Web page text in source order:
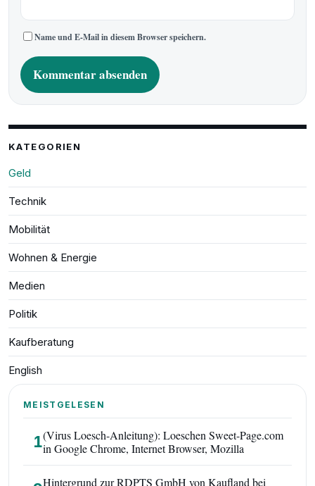
Name und E-Mail in diesem Browser speichern.
t
r
a
t
i
v
e
KATEGORIEN
Geld
Technik
Mobilität
Wohnen & Energie
Medien
Politik
Kaufberatung
English
MEISTGELESEN
1(Virus Loesch-Anleitung): Loeschen Sweet-Page.com
in Google Chrome, Internet Browser, Mozilla
Hintergrund zur RDPTS GmbH von Kaufland bei